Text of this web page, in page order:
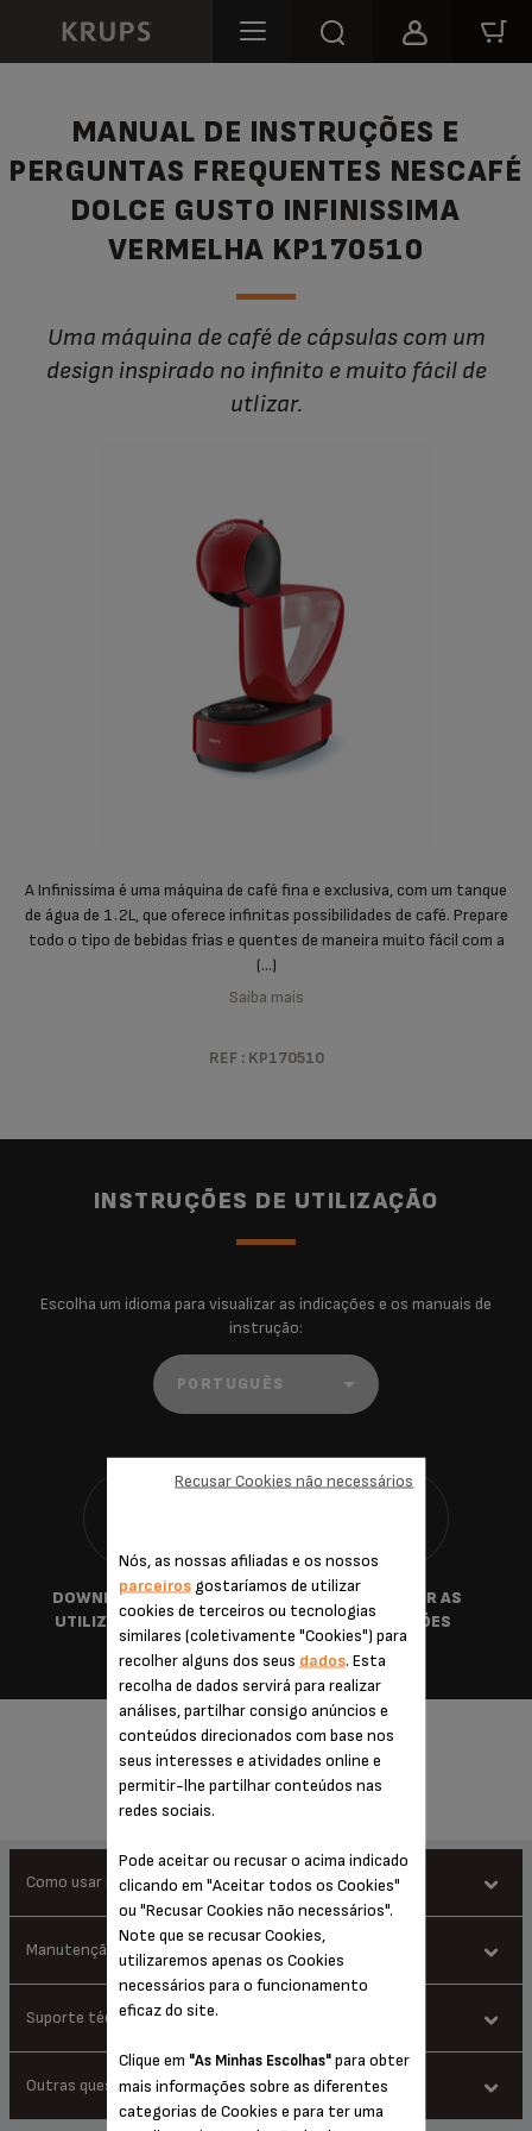
MANUAL DE INSTRUÇÕES E
PERGUNTAS FREQUENTES NESCAFÉ
DOLCE GUSTO INFINISSIMA
VERMELHA KP170510
Uma máquina de café de cápsulas com um
design inspirado no infinito e muito fácil de
utlizar.
A Infinissima é uma máquina de café fina e exclusiva, com um tanque
de água de 1.2L, que oferece infinitas possibilidades de café. Prepare
todo o tipo de bebidas frias e quentes de maneira muito fácil com a
(...)
Saiba mais
REF : KP170510
INSTRUÇÕES DE UTILIZAÇÃO
Escolha um idioma para visualizar as indicações e os manuais de
instrução:
DOWNLOAD GUIA DE
UTILIZAÇÃO RÁPIDA
TRANSFERIR AS
INSTRUÇÕES
PERGUNTAS FREQUENTES
Como usar melhor o meu produto
Que tipo de água devo usar para encher o depósito e preparar a
minha bebida?
A água da torneira (água potável doméstica normal) é
perfeitamente adequada, desde que não possua odores que
possam alterar o sabor da bebida. Também pode utilizar água
engarrafada.
Não utilize água refrigerada ou quente, uma vez que isso poderá
Posso deixar a cápsula usada na máquina ou devo descartá-la
imediatamente?
Quando a preparação da bebida estiver completa e o botão de
Posso colocar leite no reservatório de água?
Manutenção e limpeza
Qual é a melhor forma de descalcificar ou limpar a máquina
Siga as instruções no manual de instruções pessoal relativamente
à descalcificação da máquina, uma vez que as técnicas variam de
O depósito de água necessita de ser limpo?
Suporte técnico
O que faço se existir água ou café sob o aparelho?
Outras questões
Nós, as nossas afiliadas e os nossos
parceirosgostaríamos de utilizar
cookies de terceiros ou tecnologias
similares (coletivamente "Cookies") para
recolher alguns dos seus dados. Esta
recolha de dados servirá para realizar
análises, partilhar consigo anúncios e
conteúdos direcionados com base nos
seus interesses e atividades online e
permitir-lhe partilhar conteúdos nas
redes sociais.
Pode aceitar ou recusar o acima indicado
clicando em "Aceitar todos os Cookies"
ou "Recusar Cookies não necessários".
Note que se recusar Cookies,
utilizaremos apenas os Cookies
necessários para o funcionamento
eficaz do site.
Clique em "As Minhas Escolhas"para obter
mais informações sobre as diferentes
categorias de Cookies e para ter uma
Recusar Cookies não necessários